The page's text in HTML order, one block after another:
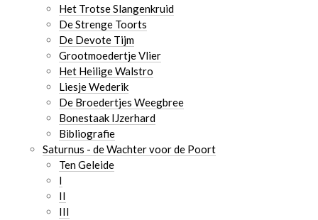
Het Trotse Slangenkruid
De Strenge Toorts
De Devote Tijm
Grootmoedertje Vlier
Het Heilige Walstro
Liesje Wederik
De Broedertjes Weegbree
Bonestaak IJzerhard
Bibliografie
Saturnus - de Wachter voor de Poort
Ten Geleide
I
II
III